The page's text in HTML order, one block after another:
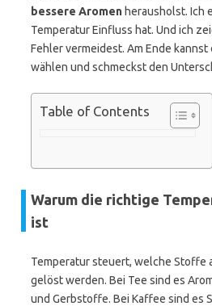
bessere Aromen herausholst. Ich
Temperatur Einfluss hat. Und ich
Fehler vermeidest. Am Ende
wählen und schmeckst den
Table of Contents
Warum die richtige
ist
Temperatur steuert, welche Stoffe
gelöst werden. Bei Tee sind es
und Gerbstoffe. Bei Kaffee sind es